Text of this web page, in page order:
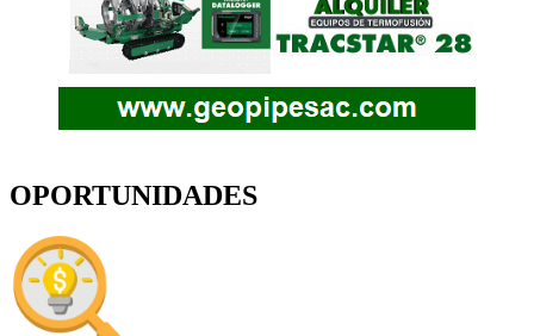
OPORTUNIDADES